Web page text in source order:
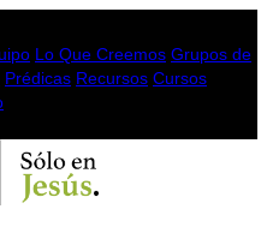
Lo Que Creemos Grupos de
Prédicas Recursos Cursos